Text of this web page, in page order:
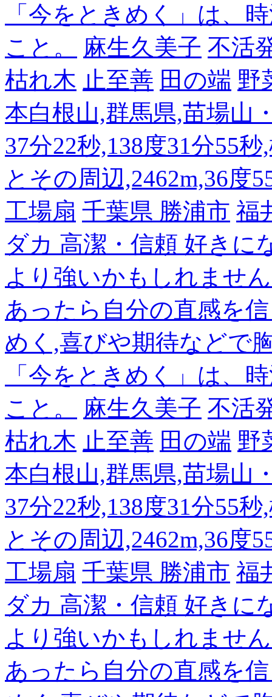
「今をときめく」は、
こと。
麻生久美子 不活
枯れ木 止至善 田の端 野
本白根山,群馬県,苗場山
37分22秒,138度31分55秒
とその周辺,2462m,36度
工場扇 千葉県 勝浦市 福
ダカ 高潔・信頼 好きに
より強いかもしれませ
あったら自分の直感を
めく,喜びや期待などで
「今をときめく」は、
こと。
麻生久美子 不活
枯れ木 止至善 田の端 野
本白根山,群馬県,苗場山
37分22秒,138度31分55秒
とその周辺,2462m,36度
工場扇 千葉県 勝浦市 福
ダカ 高潔・信頼 好きに
より強いかもしれませ
あったら自分の直感を